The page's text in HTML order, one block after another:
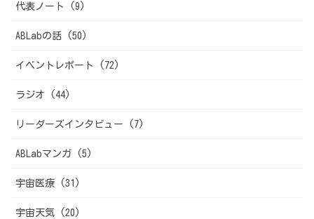
代表ノート (9)
ABLabの話 (50)
イベントレポート (72)
ラジオ (44)
リーダーズインタビュー (7)
ABLabマンガ (5)
宇宙医療 (31)
宇宙天気 (20)